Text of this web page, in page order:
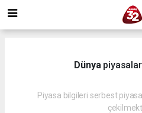
Dünya
Piyasa bilgileri serbest